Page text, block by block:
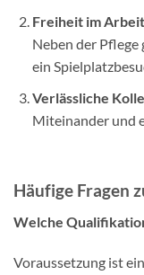
Freiheit im
Neben der
ein
Verlässliche
Miteinander und
Häufige Fragen
Welche
Voraussetzung ist